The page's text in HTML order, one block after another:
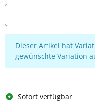
x
Dieser Artikel hat
gewünschte Variation
Sofort verfügbar